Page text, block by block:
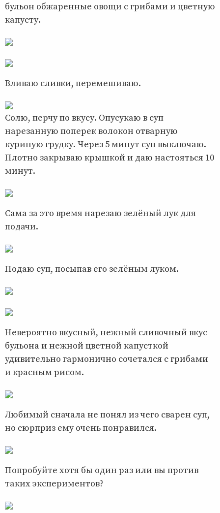
бульон обжаренные овощи с грибами и цветную
капусту.
Вливаю сливки, перемешиваю.
Солю, перчу по вкусу. Опусукаю в суп
нарезанную поперек волокон отварную
куриную грудку. Через 5 минут суп выключаю.
Плотно закрываю крышкой и даю настояться 10
минут.
Сама за это время нарезаю зелёный лук для
подачи.
Подаю суп, посыпав его зелёным луком.
Невероятно вкусный, нежный сливочный вкус
бульона и нежной цветной капусткой
удивительно гармонично сочетался с грибами
и красным рисом.
Любимый сначала не понял из чего сварен суп,
но сюрприз ему очень понравился.
Попробуйте хотя бы один раз или вы против
таких экспериментов?